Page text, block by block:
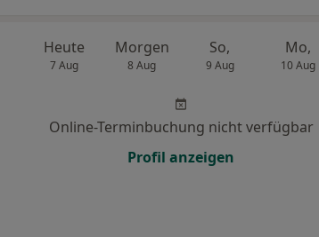
Heute
7 Aug
Morgen
8 Aug
So,
9 Aug
Mo,
10 Aug
Online-Terminbuchung nicht verfügbar
Profil anzeigen